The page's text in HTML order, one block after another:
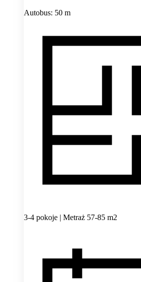
Autobus: 50 m
3-4 pokoje | Metraż 57-85 m2